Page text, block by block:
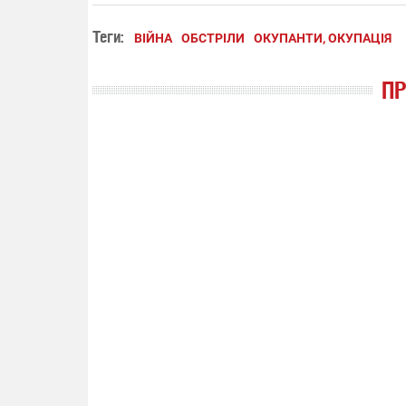
Теги: ВІЙНА ОБСТРІЛИ ОКУПАНТИ, ОКУПАЦІЯ